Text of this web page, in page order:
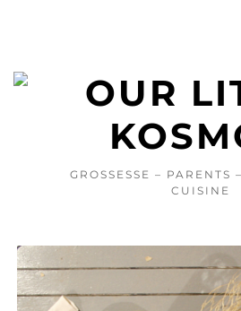
GROSSESSE – PARENTS
CUISINE